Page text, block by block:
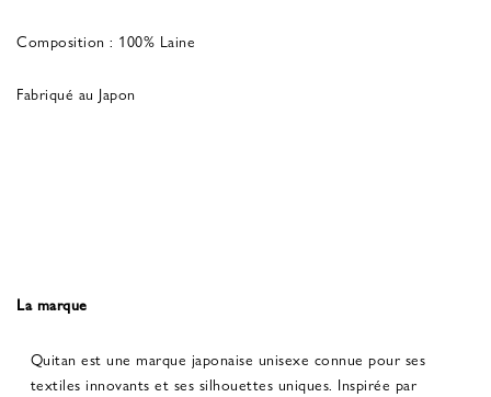
Composition : 100% Laine
Fabriqué au Japon
La marque
Quitan est une marque japonaise unisexe connue pour ses
textiles innovants et ses silhouettes uniques. Inspirée par